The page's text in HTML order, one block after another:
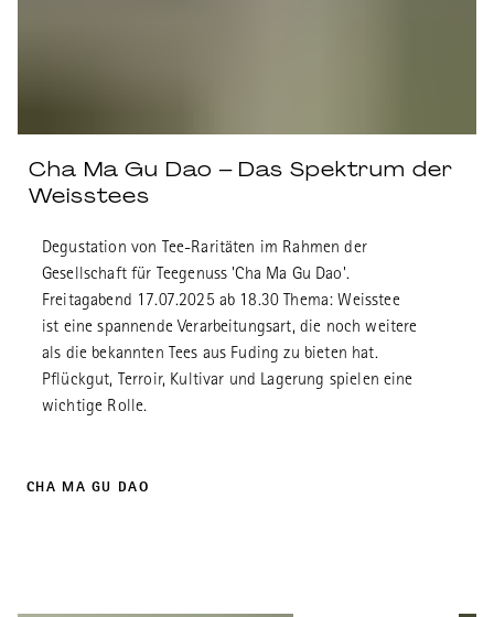
Cha Ma Gu Dao – Das Spektrum der
Weisstees
Degustation von Tee-Raritäten im Rahmen der
Gesellschaft für Teegenuss 'Cha Ma Gu Dao'.
Freitagabend 17.07.2025 ab 18.30 Thema: Weisstee
ist eine spannende Verarbeitungsart, die noch weitere
als die bekannten Tees aus Fuding zu bieten hat.
Pflückgut, Terroir, Kultivar und Lagerung spielen eine
wichtige Rolle.
CHA MA GU DAO